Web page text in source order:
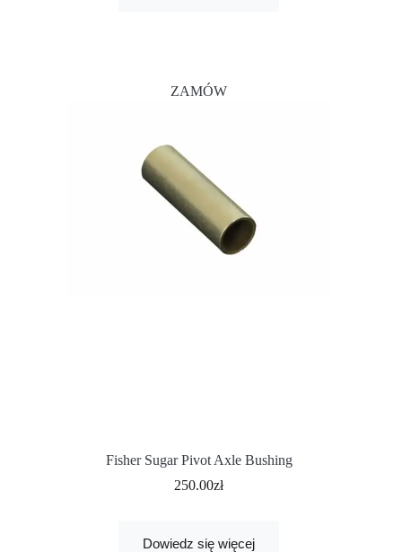
ZAMÓW
Fisher Sugar Pivot Axle Bushing
250.00zł
Dowiedz się więcej